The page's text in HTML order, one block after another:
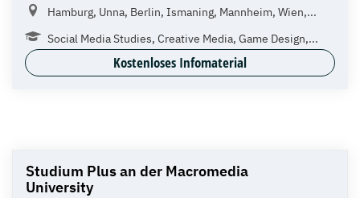
Hamburg, Unna, Berlin, Ismaning, Mannheim, Wien,...
Social Media Studies, Creative Media, Game Design,...
Kostenloses Infomaterial
Studium Plus an der Macromedia
University